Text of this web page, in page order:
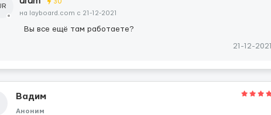
на layboard.com c 21-12-2021
Вы все ещё там работаете?
21-12-2021
Вадим
Аноним